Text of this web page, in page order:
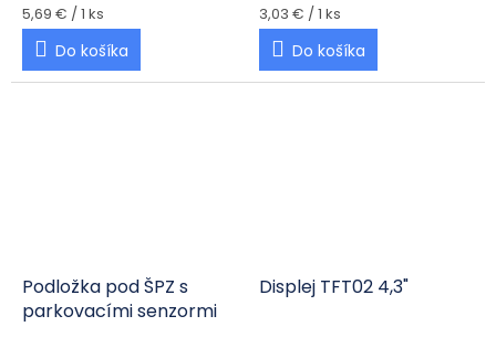
Jednotková cena:
5,69 € / 1 ks
Do košíka
Jednotková cena:
3,03 € / 1 ks
Do košíka
Podložka pod ŠPZ s
parkovacími senzormi
Displej TFT02 4,3"